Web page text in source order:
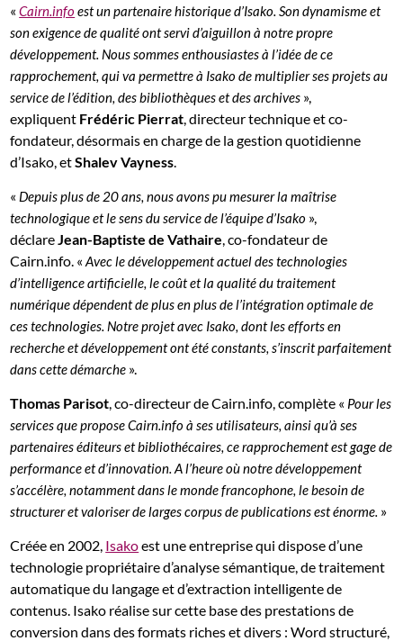
«Cairn.infoest un partenaire historique d’Isako. Son dynamisme et
son exigence de qualité ont servi d’aiguillon à notre propre
développement. Nous sommes enthousiastes à l’idée de ce
rapprochement, qui va permettre à Isako de multiplier ses projets au
service de l’édition, des bibliothèques et des archives »,
expliquent Frédéric Pierrat, directeur technique et co-
fondateur, désormais en charge de la gestion quotidienne
d’Isako, etShalev Vayness.
« Depuis plus de 20 ans, nous avons pu mesurer la maîtrise
technologique et le sens du service de l’équipe d’Isako »,
déclareJean-Baptiste de Vathaire, co-fondateur de
Cairn.info. «Avec le développement actuel des technologies
d’intelligence artificielle, le coût et la qualité du traitement
numérique dépendent de plus en plus de l’intégration optimale de
ces technologies. Notre projet avec Isako, dont les efforts en
recherche et développement ont été constants, s’inscrit parfaitement
dans cette démarche ».
Thomas Parisot, co-directeur de Cairn.info, complète « Pour les
services que propose Cairn.info à ses utilisateurs, ainsi qu’à ses
partenaires éditeurs et bibliothécaires, ce rapprochement est gage de
performance et d’innovation. A l’heure où notre développement
s’accélère, notamment dans le monde francophone, le besoin de
structurer et valoriser de larges corpus de publications est énorme. »
Créée en 2002, Isakoest une entreprise qui dispose d’une
technologie propriétaire d’analyse sémantique, de traitement
automatique du langage et d’extraction intelligente de
contenus. Isako réalise sur cette base des prestations de
conversion dans des formats riches et divers : Word structuré,